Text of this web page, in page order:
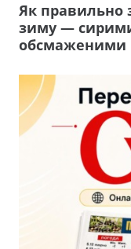
Як правильно
зиму —
обсмаженими